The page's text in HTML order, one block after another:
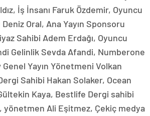
İş İnsanı Faruk Özdemir, Oyuncu
Deniz Oral, Ana Yayın Sponsoru
Sahibi Adem Erdağı, Oyuncu
Gelinlik Sevda Afandi, Numberone
Yayın Yönetmeni Volkan
Sahibi Hakan Solaker, Ocean
Kaya, Bestlife Dergi sahibi
yönetmen Ali Eşitmez, Çekiç medya